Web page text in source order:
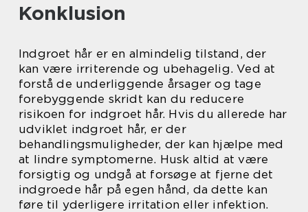
Konklusion
Indgroet hår er en almindelig tilstand, der
kan være irriterende og ubehagelig. Ved at
forstå de underliggende årsager og tage
forebyggende skridt kan du reducere
risikoen for indgroet hår. Hvis du allerede har
udviklet indgroet hår, er der
behandlingsmuligheder, der kan hjælpe med
at lindre symptomerne. Husk altid at være
forsigtig og undgå at forsøge at fjerne det
indgroede hår på egen hånd, da dette kan
føre til yderligere irritation eller infektion.